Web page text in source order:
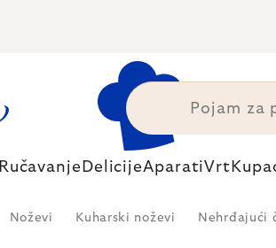
Ručavanje DelicijeAparatiVrt
Noževi Kuharski noževi Nehrđajući